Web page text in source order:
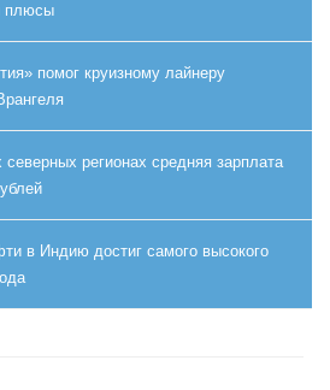
плюсы
помог круизному лайнеру
регионах средняя зарплата
в Индию достиг самого высокого